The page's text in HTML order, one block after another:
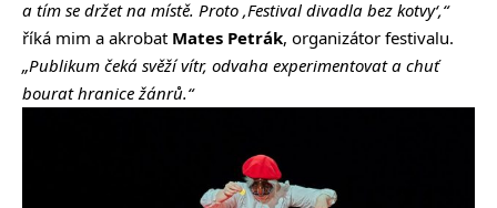
a tím se držet na místě. Proto ‚Festival divadla bez kotvy‘,“
říká mim a akrobat Mates Petrák, organizátor festivalu.
„Publikum čeká svěží vítr, odvaha experimentovat a chuť
bourat hranice žánrů.“